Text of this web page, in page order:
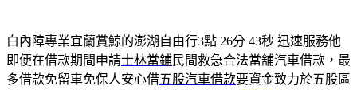
白內障專業宜蘭賞鯨的澎湖自由行3點 26分 43秒 迅速服務他
即便在借款期間申請士林當鋪民間救急合法當舖汽車借款，最
多借款免留車免保人安心借五股汽車借款要資金致力於五股區